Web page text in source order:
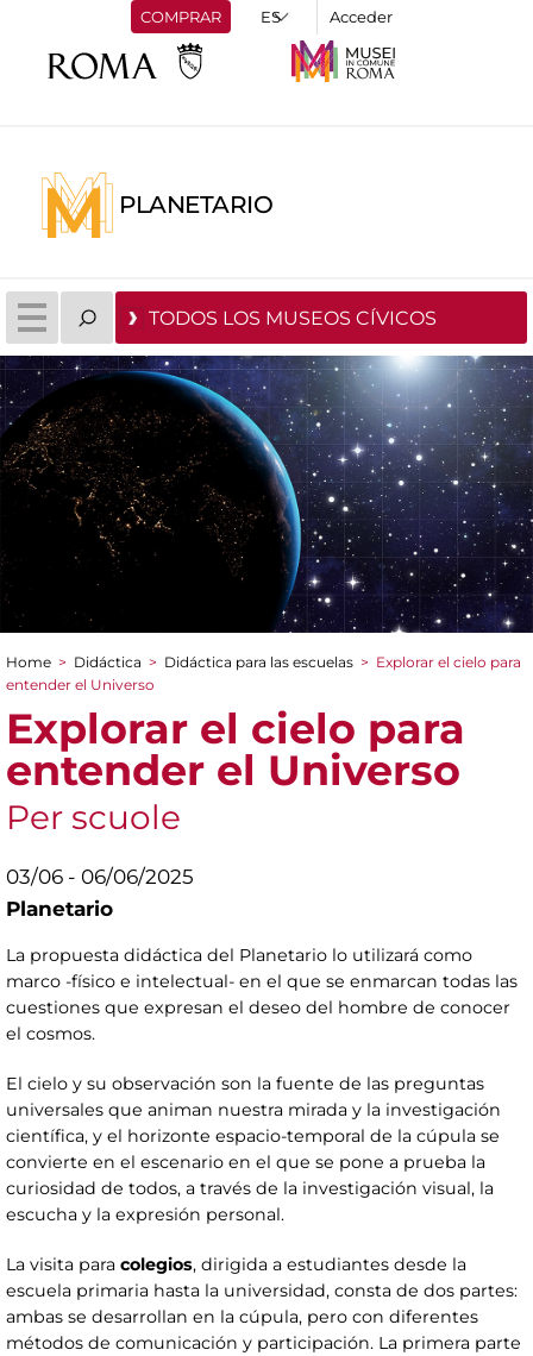
COMPRAR Acceder
PLANETARIO
TODOS LOS MUSEOS CÍVICOS
You are here
Home > Didáctica > Didáctica para las escuelas > Explorar el cielo para
entender el Universo
Explorar el cielo para
entender el Universo
Per scuole
03/06 - 06/06/2025
Planetario
La propuesta didáctica del Planetario lo utilizará como
marco -físico e intelectual- en el que se enmarcan todas las
cuestiones que expresan el deseo del hombre de conocer
el cosmos.
El cielo y su observación son la fuente de las preguntas
universales que animan nuestra mirada y la investigación
científica, y el horizonte espacio-temporal de la cúpula se
convierte en el escenario en el que se pone a prueba la
curiosidad de todos, a través de la investigación visual, la
escucha y la expresión personal.
La visita para colegios, dirigida a estudiantes desde la
escuela primaria hasta la universidad, consta de dos partes:
ambas se desarrollan en la cúpula, pero con diferentes
métodos de comunicación y participación. La primera parte